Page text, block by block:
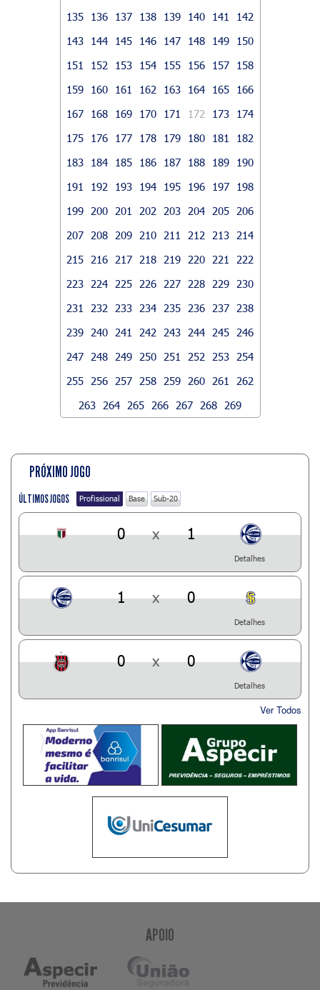
135
136 137 138 139 140 141
142
143
144 145 146 147 148 149
150
151
152 153 154 155 156 157
158
159
160 161 162 163 164 165
166
167
168 169 170 171 172 173
174
175
176 177 178 179 180 181
182
183
184 185 186 187 188 189
190
191
192 193 194 195 196 197
198
199
200 201 202 203 204 205
206
207
208 209 210 211 212 213
214
215
216 217 218 219 220 221
222
223
224 225 226 227 228 229
230
231
232 233 234 235 236 237
238
239
240 241 242 243 244 245
246
247
248 249 250 251 252 253
254
255
256 257 258 259 260 261
262
263
264 265 266 267 268 269
PRÓXIMO JOGO
ÚLTIMOS JOGOS Profissional Base Sub-20
0 x 1
Detalhes
1 x 0
Detalhes
0 x 0
Detalhes
Ver Todos
APOIO